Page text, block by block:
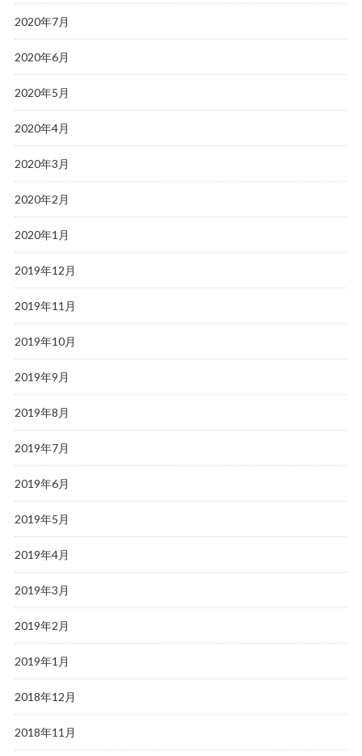
2020年7月
2020年6月
2020年5月
2020年4月
2020年3月
2020年2月
2020年1月
2019年12月
2019年11月
2019年10月
2019年9月
2019年8月
2019年7月
2019年6月
2019年5月
2019年4月
2019年3月
2019年2月
2019年1月
2018年12月
2018年11月